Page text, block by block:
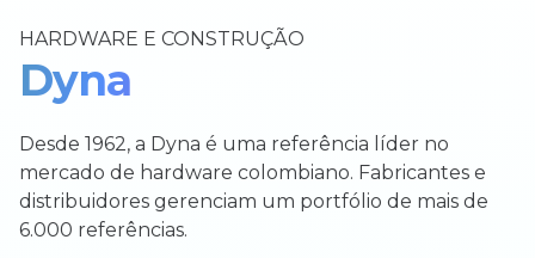
HARDWARE E CONSTRUÇÃO
Dyna
Desde 1962, a Dyna é uma referência líder no
mercado de hardware colombiano. Fabricantes e
distribuidores gerenciam um portfólio de mais de
6.000 referências.